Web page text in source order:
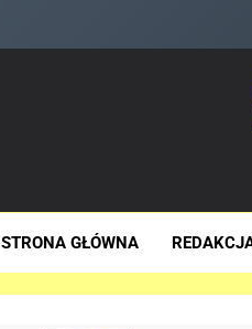
Flash
Najszybsza Dawka
STRONA GŁÓWNA